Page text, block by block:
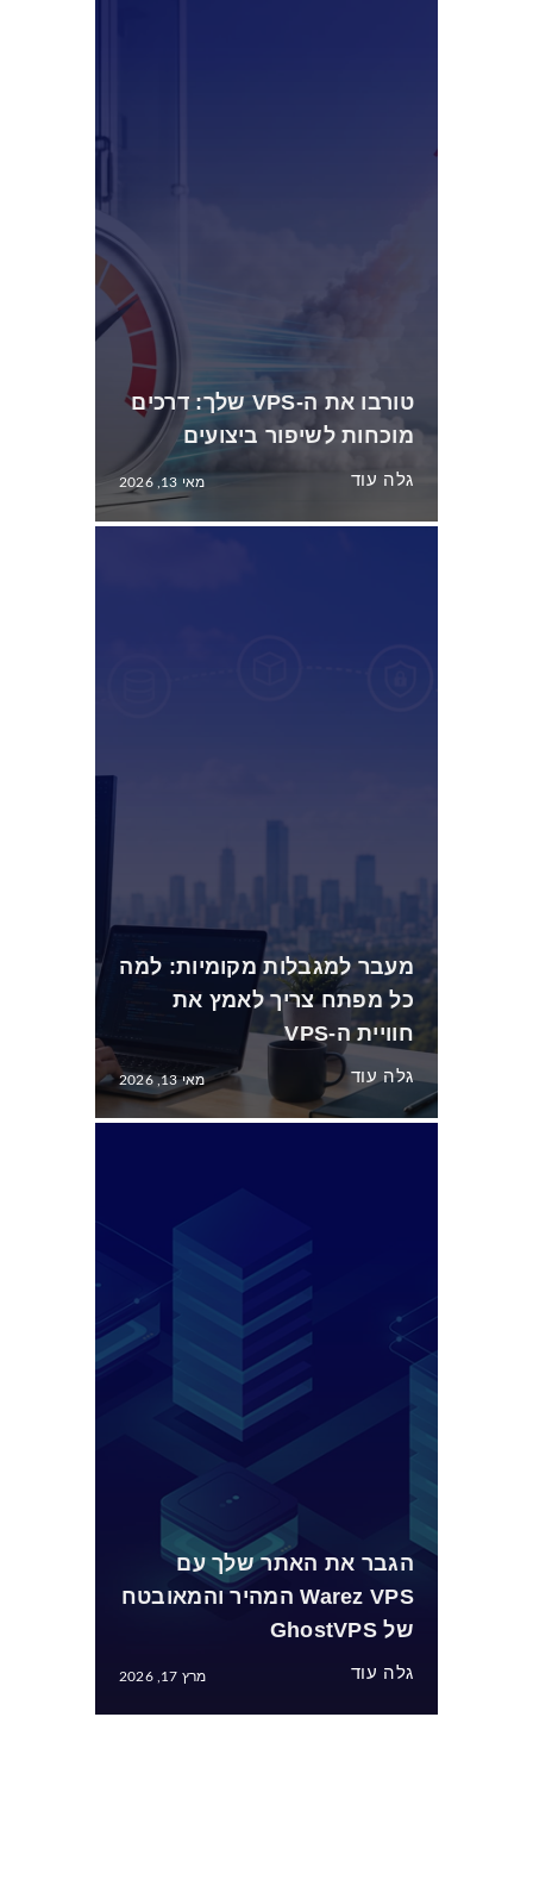
טורבו את ה-VPS שלך: דרכים
מוכחות לשיפור ביצועים
מאי 13, 2026 גלה עוד
מעבר למגבלות מקומיות: למה
כל מפתח צריך לאמץ את
חוויית ה-VPS
מאי 13, 2026 גלה עוד
הגבר את האתר שלך עם
Warez VPS המהיר והמאובטח
של GhostVPS
מרץ 17, 2026 גלה עוד